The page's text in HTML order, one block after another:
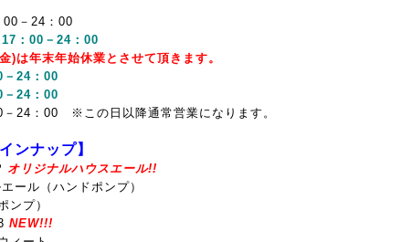
－24：00
：00－24：00
は年末年始休業とさせて頂きます。
24：00
24：00
24：00 ※この日以降通常営業になります。
ンナップ】
オリジナルハウスエール!!
ール（ハンドポンプ）
ンプ）
NEW!!!